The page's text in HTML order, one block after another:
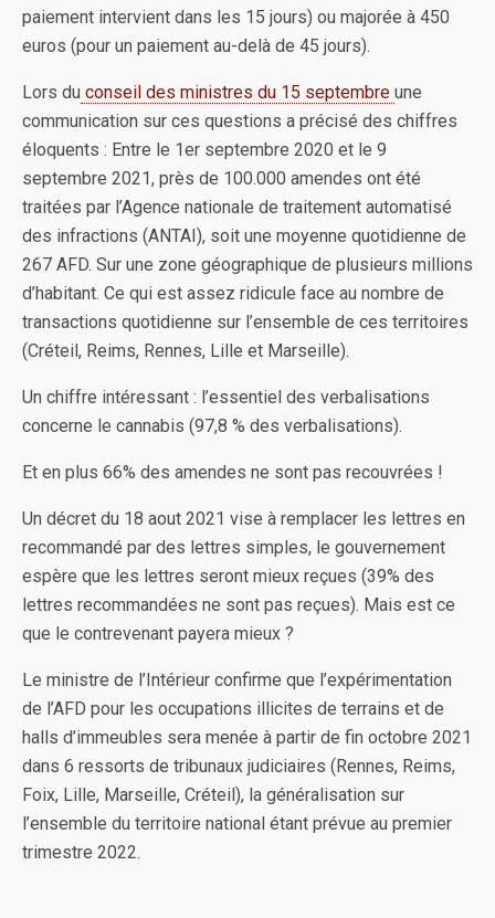
paiement intervient dans les 15 jours) ou majorée à 450
euros (pour un paiement au-delà de 45 jours).
Lors du conseil des ministres du 15 septembre une
communication sur ces questions a précisé des chiffres
éloquents : Entre le 1er septembre 2020 et le 9
septembre 2021, près de 100.000 amendes ont été
traitées par l’Agence nationale de traitement automatisé
des infractions (ANTAI), soit une moyenne quotidienne de
267 AFD. Sur une zone géographique de plusieurs millions
d’habitant. Ce qui est assez ridicule face au nombre de
transactions quotidienne sur l’ensemble de ces territoires
(Créteil, Reims, Rennes, Lille et Marseille).
Un chiffre intéressant : l’essentiel des verbalisations
concerne le cannabis (97,8 % des verbalisations).
Et en plus 66% des amendes ne sont pas recouvrées !
Un décret du 18 aout 2021 vise à remplacer les lettres en
recommandé par des lettres simples, le gouvernement
espère que les lettres seront mieux reçues (39% des
lettres recommandées ne sont pas reçues). Mais est ce
que le contrevenant payera mieux ?
Le ministre de l’Intérieur confirme que l’expérimentation
de l’AFD pour les occupations illicites de terrains et de
halls d’immeubles sera menée à partir de fin octobre 2021
dans 6 ressorts de tribunaux judiciaires (Rennes, Reims,
Foix, Lille, Marseille, Créteil), la généralisation sur
l’ensemble du territoire national étant prévue au premier
trimestre 2022.